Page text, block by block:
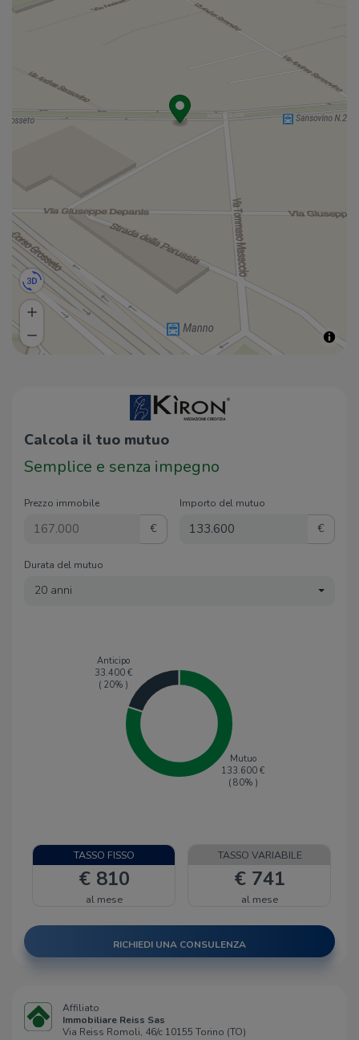
Calcola il tuo mutuo
Semplice e senza impegno
Prezzo immobile
€
Importo del mutuo
€
Durata del mutuo
20 anni
Anticipo
33.400€
( 20% )
Mutuo
133.600 €
( 80% )
TASSO FISSO
€ 810
al mese
TASSO VARIABILE
€ 741
al mese
RICHIEDI UNA CONSULENZA
Affiliato
Immobiliare Reiss Sas
Via Reiss Romoli, 46/c 10155 Torino (TO)